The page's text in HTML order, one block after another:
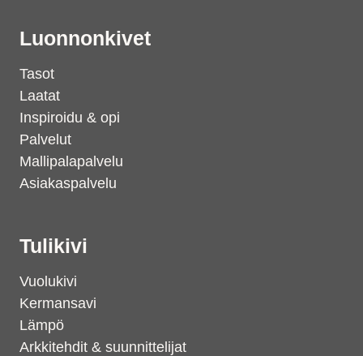
Luonnonkivet
Tasot
Laatat
Inspiroidu & opi
Palvelut
Mallipalapalvelu
Asiakaspalvelu
Tulikivi
Vuolukivi
Kermansavi
Lämpö
Arkkitehdit & suunnittelijat